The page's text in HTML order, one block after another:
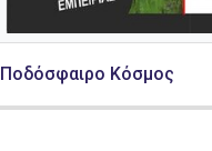
Ποδόσφαιρο Κόσμος